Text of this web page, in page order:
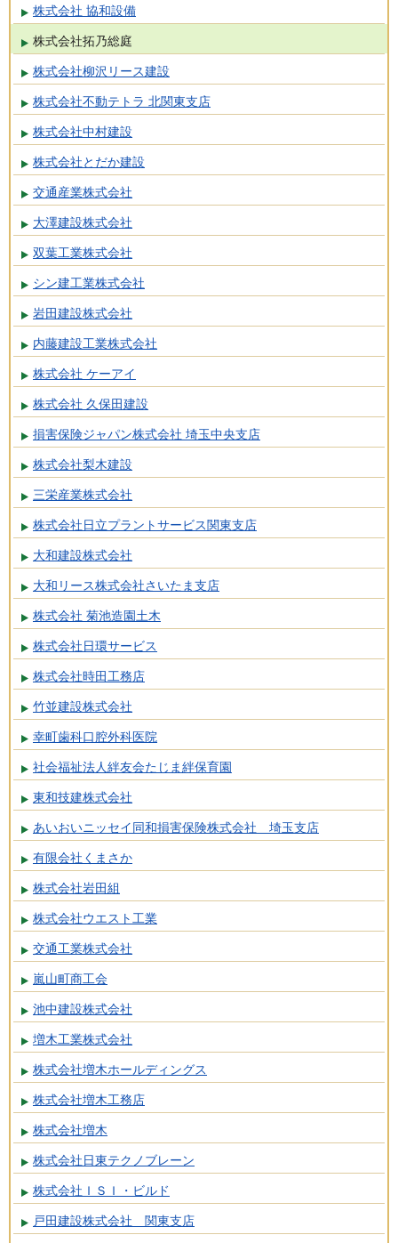
株式会社 協和設備
株式会社拓乃総庭
株式会社柳沢リース建設
株式会社不動テトラ 北関東支店
株式会社中村建設
株式会社とだか建設
交通産業株式会社
大澤建設株式会社
双葉工業株式会社
シン建工業株式会社
岩田建設株式会社
内藤建設工業株式会社
株式会社 ケーアイ
株式会社 久保田建設
損害保険ジャパン株式会社 埼玉中央支店
株式会社梨木建設
三栄産業株式会社
株式会社日立プラントサービス関東支店
大和建設株式会社
大和リース株式会社さいたま支店
株式会社 菊池造園土木
株式会社日環サービス
株式会社時田工務店
竹並建設株式会社
幸町歯科口腔外科医院
社会福祉法人絆友会たじま絆保育園
東和技建株式会社
あいおいニッセイ同和損害保険株式会社 埼玉支店
有限会社くまさか
株式会社岩田組
株式会社ウエスト工業
交通工業株式会社
嵐山町商工会
池中建設株式会社
増木工業株式会社
株式会社増木ホールディングス
株式会社増木工務店
株式会社増木
株式会社日東テクノブレーン
株式会社ＩＳＩ・ビルド
戸田建設株式会社 関東支店